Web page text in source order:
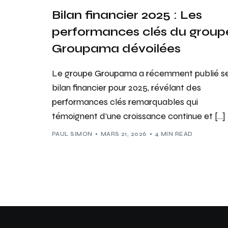
Bilan financier 2025 : Les
performances clés du
Groupama dévoilées
Le groupe Groupama a récemment publié
bilan financier pour 2025, révélant des
performances clés remarquables qui
témoignent d’une croissance continue et […]
PAUL SIMON MARS 21, 2026 4 MIN READ